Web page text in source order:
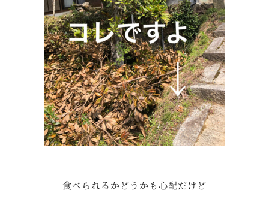
食べられるかどうかも心配だけど